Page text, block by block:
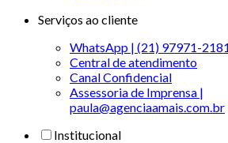
Serviços ao cliente
WhatsApp | (21) 97971-2181
Central de atendimento
Canal Confidencial
Assessoria de Imprensa |
paula@agenciaamais.com.br
Institucional